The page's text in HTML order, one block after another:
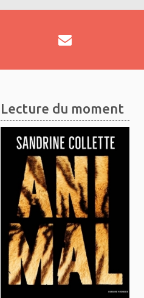
Lecture du moment